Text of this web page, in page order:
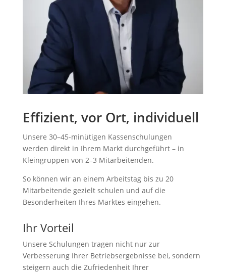
Effizient, vor Ort, individuell
Unsere 30–45-minütigen Kassenschulungen
werden direkt in Ihrem Markt durchgeführt – in
Kleingruppen von 2–3 Mitarbeitenden.
So können wir an einem Arbeitstag bis zu 20
Mitarbeitende gezielt schulen und auf die
Besonderheiten Ihres Marktes eingehen.
Ihr Vorteil
Unsere Schulungen tragen nicht nur zur
Verbesserung Ihrer Betriebsergebnisse bei, sondern
steigern auch die Zufriedenheit Ihrer